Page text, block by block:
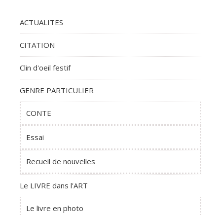
ACTUALITES
CITATION
Clin d'oeil festif
GENRE PARTICULIER
CONTE
Essai
Recueil de nouvelles
Le LIVRE dans l'ART
Le livre en photo